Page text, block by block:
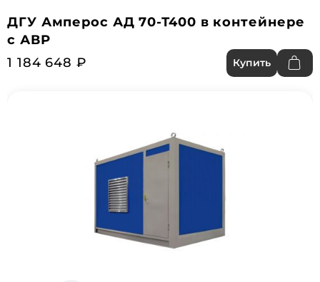
ДГУ Амперос АД 70-Т400 в контейнере
с АВР
1 184 648 ₽
Купить